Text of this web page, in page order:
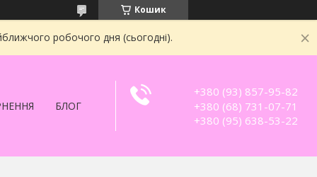
Кошик
робочого дня (сьогодні).
БЛОГ
+380 (93) 857-95-82
+380 (68) 731-07-71
+380 (95) 638-53-22